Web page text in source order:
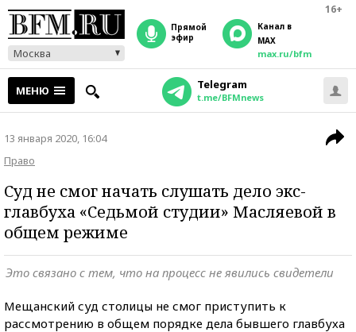
16+
Москва
прямой
эфир
Канал в
MAX
max.ru/bfm
МЕНЮ Telegram
t.me/BFMnews
13 января 2020, 16:04
Право
Суд не смог начать слушать дело экс-
главбуха «Седьмой студии» Масляевой в
общем режиме
Это связано с тем, что на процесс не явились свидетели
Мещанский суд столицы не смог приступить к
рассмотрению в общем порядке дела бывшего главбуха